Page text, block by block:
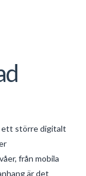
ett större digitalt
från mobila
är det